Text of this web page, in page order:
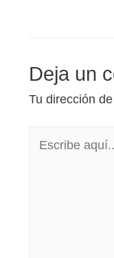
Deja un
Tu dirección